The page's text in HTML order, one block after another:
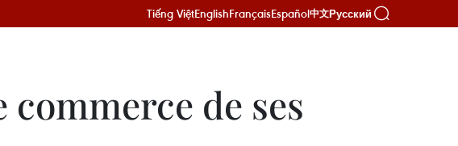
Tiếng ViệtEnglishFrançaisEspañol中文Русский
de ses